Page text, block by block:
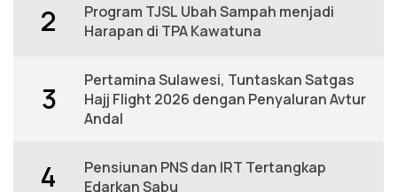
2
Program TJSL Ubah Sampah menjadi
Harapan di TPA Kawatuna
3
Pertamina Sulawesi, Tuntaskan Satgas
Hajj Flight 2026 dengan Penyaluran Avtur
Andal
4
Pensiunan PNS dan IRT Tertangkap
Edarkan Sabu